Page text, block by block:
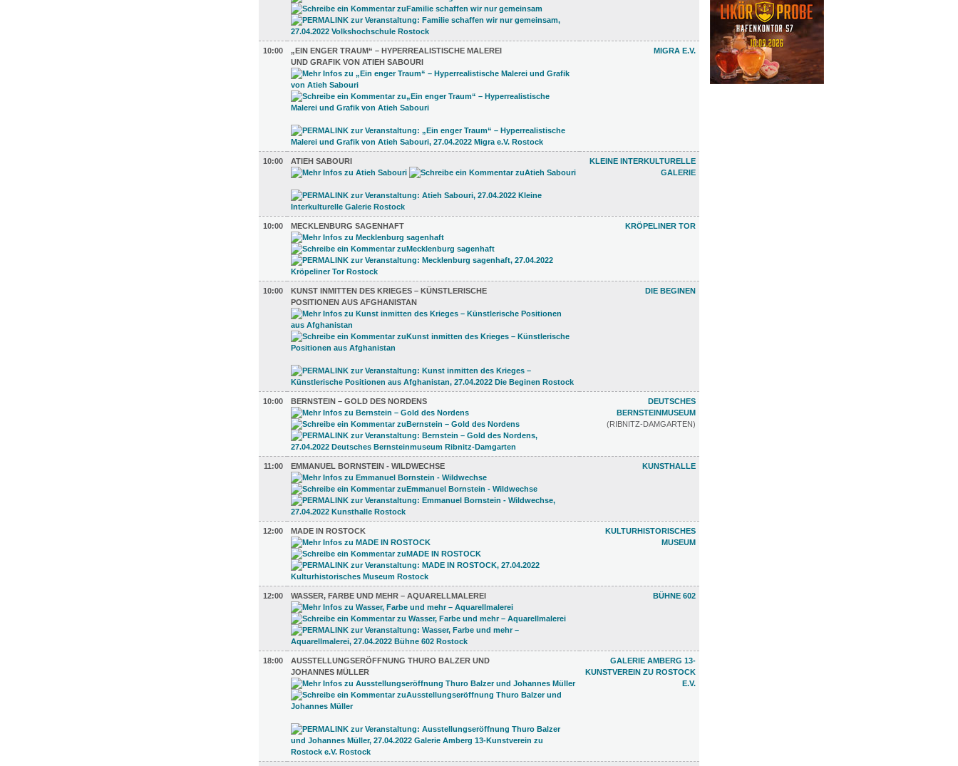
10:00
„EIN ENGER TRAUM“ – HYPERREALISTISCHE MALEREI
UND GRAFIK VON ATIEH SABOURI
MIGRA E.V.
10:00 ATIEH SABOURI
KLEINE INTERKULTURELLE
GALERIE
10:00 MECKLENBURG SAGENHAFT KRÖPELINER TOR
10:00
KUNST INMITTEN DES KRIEGES – KÜNSTLERISCHE
POSITIONEN AUS AFGHANISTAN
DIE BEGINEN
10:00 BERNSTEIN – GOLD DES NORDENS
DEUTSCHES
BERNSTEINMUSEUM
(RIBNITZ-DAMGARTEN)
11:00 EMMANUEL BORNSTEIN - WILDWECHSE KUNSTHALLE
12:00 MADE IN ROSTOCK
KULTURHISTORISCHES
MUSEUM
12:00 WASSER, FARBE UND MEHR – AQUARELLMALEREI BÜHNE 602
18:00
AUSSTELLUNGSERÖFFNUNG THURO BALZER UND
JOHANNES MÜLLER
GALERIE AMBERG 13-
KUNSTVEREIN ZU ROSTOCK
E.V.